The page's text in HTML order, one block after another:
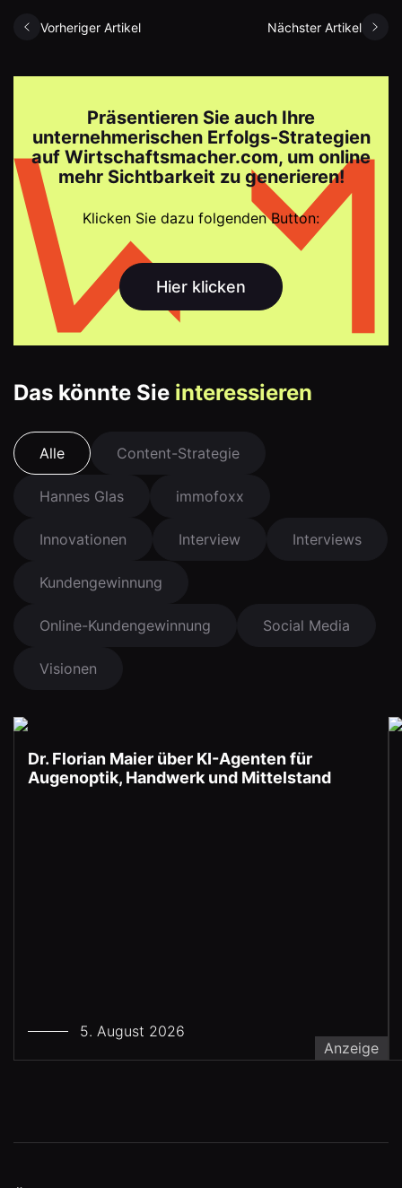
Vorheriger Artikel Nächster Artikel
Präsentieren Sie auch Ihre
unternehmerischen Erfolgs-Strategien
auf Wirtschaftsmacher.com, um online
mehr Sichtbarkeit zu generieren!
Klicken Sie dazu folgenden Button:
Hier klicken
Das könnte Sie interessieren
Alle Content-Strategie
Hannes Glas immofoxx
Innovationen Interview Interviews
Kundengewinnung
Online-Kundengewinnung Social Media
Visionen
Dr. Florian Maier über KI-Agenten für
Augenoptik, Handwerk und Mittelstand
5. August 2026
Anzeige